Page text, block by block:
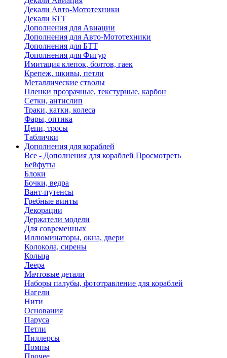
Декали Авто-Мототехники
Декали БТТ
Дополнения для Авиации
Дополнения для Авто-Мототехники
Дополнения для БТТ
Дополнения для Фигур
Имитация клепок, болтов, гаек
Крепеж, шкивы, петли
Металлические стволы
Пленки прозрачные, текстурные, карбон
Сетки, антислип
Траки, катки, колеса
Фары, оптика
Цепи, тросы
Таблички
Дополнения для кораблей
Все - Дополнения для кораблей Просмотреть
Бейфуты
Блоки
Бочки, ведра
Вант-путенсы
Гребные винты
Декорации
Держатели модели
Для современных
Иллюминаторы, окна, двери
Колокола, сирены
Кольца
Леера
Мачтовые детали
Наборы палубы, фототравление для кораблей
Нагели
Нити
Основания
Паруса
Петли
Пиллерсы
Помпы
Прочее